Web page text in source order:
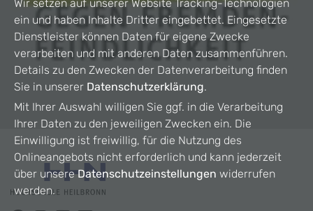
Wir setzen auf unserer Website Tracking-Technologien
ein und haben Inhalte Dritter eingebettet. Eingesetzte
Dienstleister können Daten für eigene Zwecke
verarbeiten und mit anderen Daten zusammenführen.
Details zu den Zwecken der Datenverarbeitung finden
Sie in unserer Datenschutzerklärung.
Mit Ihrer Auswahl willigen Sie ggf. in die Verarbeitung
Ihrer Daten zu den jeweiligen Zwecken ein. Die
Einwilligung ist freiwillig, für die Nutzung des
Onlineangebots nicht erforderlich und kann jederzeit
über unsereDatenschutzeinstellungen widerrufen
werden.